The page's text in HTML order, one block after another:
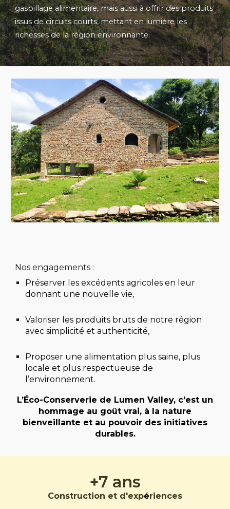
gaspillage alimentaire, mais aussi à offrir des produits
issus de circuits courts, mettant en lumière les
richesses de la région environnante.
Nos engagements :
Préserver les excédents agricoles en leur
donnant une nouvelle vie,
Valoriser les produits bruts de notre région
avec simplicité et authenticité,
Proposer une alimentation plus saine, plus
locale et plus respectueuse de
l’environnement.
L’Éco-Conserverie de Lumen Valley, c’est un
hommage au goût vrai, à la nature
bienveillante et au pouvoir des initiatives
durables.
+7 ans
Construction et d'expériences